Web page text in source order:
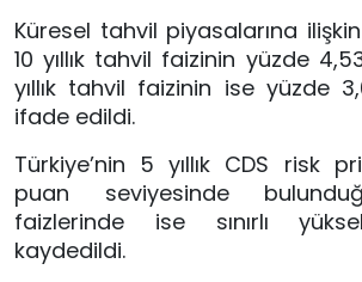
Küresel tahvil piyasalarına
10 yıllık tahvil faizinin yüzde
yıllık tahvil faizinin ise yüzde
ifade edildi.
Türkiye’nin 5 yıllık CDS risk
puan seviyesinde
faizlerinde ise sınırlı
kaydedildi.